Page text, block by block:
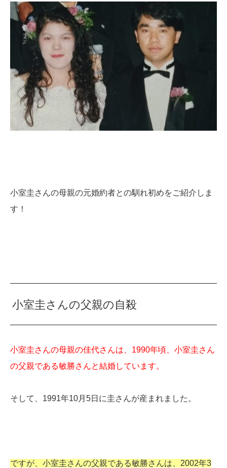
小室圭さんの母親の元婚約者との馴れ初めをご紹介しま
す！
小室圭さんの父親の自殺
小室圭さんの母親の佳代さんは、1990年頃、小室圭さん
の父親である敏勝さんと結婚しています。
そして、1991年10月5日に圭さんが産まれました。
ですが、小室圭さんの父親である敏勝さんは、2002年3